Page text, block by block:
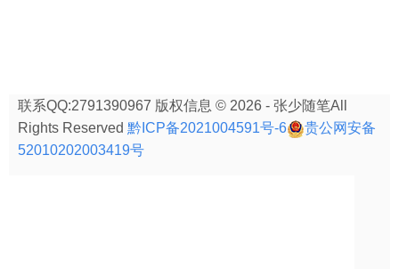
联系QQ:2791390967 版权信息 © 2026 - 张少随笔All
Rights Reserved 黔ICP备2021004591号-6
贵公网安备
52010202003419号